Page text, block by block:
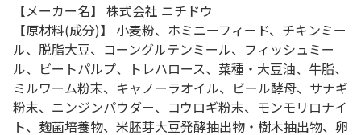
【メーカー名】 株式会社 ニチドウ
【原材料(成分)】 小麦粉、ホミニーフィード、チキンミー
ル、脱脂大豆、コーングルテンミール、フィッシュミー
ル、ビートパルプ、トレハロース、菜種・大豆油、牛脂、
ミルワーム粉末、キャノーラオイル、ビール酵母、サナギ
粉末、ニンジンパウダー、コウロギ粉末、モンモリロナイ
ト、麹菌培養物、米胚芽大豆発酵抽出物・樹木抽出物、卵